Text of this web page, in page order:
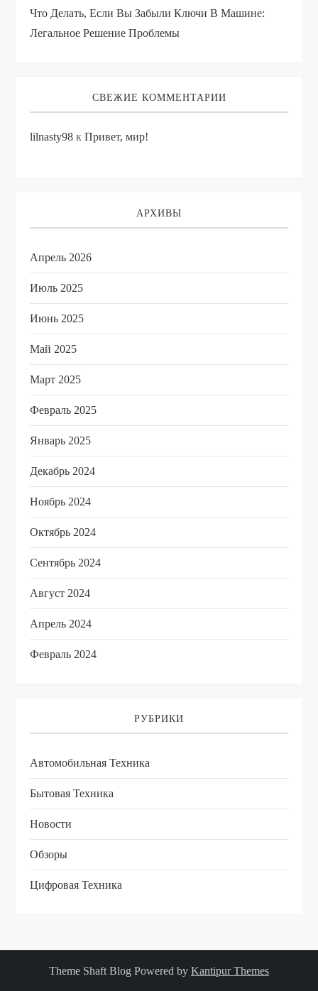
Что Делать, Если Вы Забыли Ключи В Машине:
Легальное Решение Проблемы
СВЕЖИЕ КОММЕНТАРИИ
lilnasty98 кПривет, мир!
АРХИВЫ
Апрель 2026
Июль 2025
Июнь 2025
Май 2025
Март 2025
Февраль 2025
Январь 2025
Декабрь 2024
Ноябрь 2024
Октябрь 2024
Сентябрь 2024
Август 2024
Апрель 2024
Февраль 2024
РУБРИКИ
Автомобильная Техника
Бытовая Техника
Новости
Обзоры
Цифровая Техника
Theme Shaft Blog Powered by Kantipur Themes